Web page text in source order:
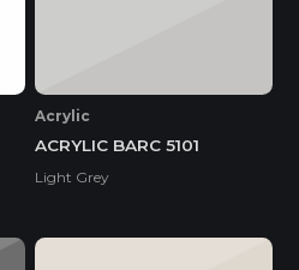
Acrylic
ACRYLIC BARC 5101
Light Grey